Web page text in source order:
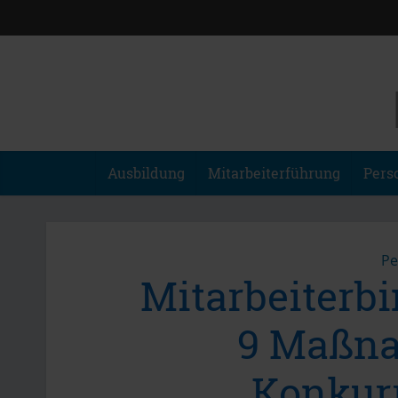
Ausbildung Mitarbeiterführung
9